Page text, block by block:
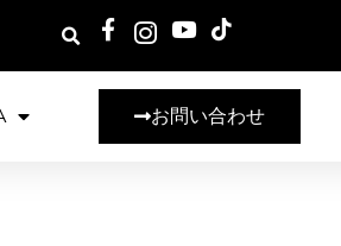
お問い合わせ